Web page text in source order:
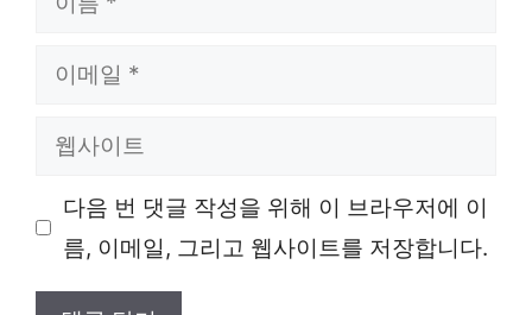
일
이 다음 번 댓글 작성을 위해 이 브라우저에 이
름, 이메일, 그리고 웹사이트를 저장합니다.